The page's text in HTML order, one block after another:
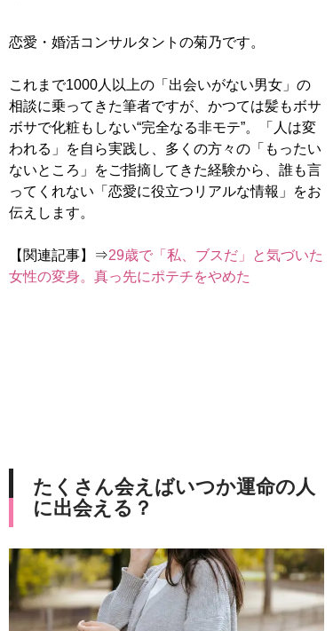
恋愛・婚活コンサルタントの菊乃です。
これまで1000人以上の「出会いがない男女」の
相談に乗ってきた筆者ですが、かつては髪もボサ
ボサで化粧もしない“完全なる非モテ”。「人は変
われる」を自ら実践し、多くの方々の「もったい
ないところ」をご指摘してきた経験から、誰も言
ってくれない「恋愛に役立つリアルな情報」をお
伝えします。
【関連記事】⇒29歳で「私、ブスだ」と気づいた
女性の変身。真っ先にポテチをやめた
たくさん会えばいつか運命の人
に出会える？